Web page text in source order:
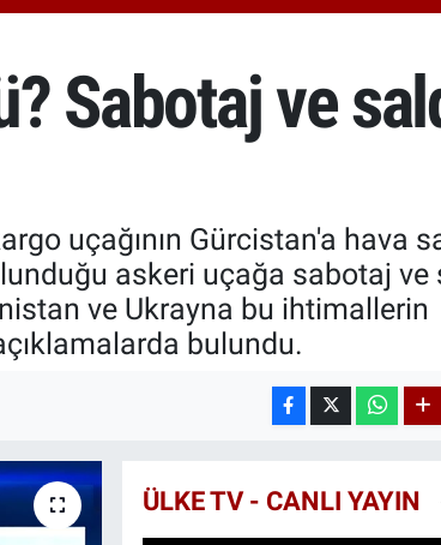
64.360,53
%-0.76
Sabotaj ve
uçağının Gürcistan'a hava
askeri uçağa sabotaj ve
ve Ukrayna bu ihtimallerin
bulundu.
ÜLKE TV - CANLI YAYIN